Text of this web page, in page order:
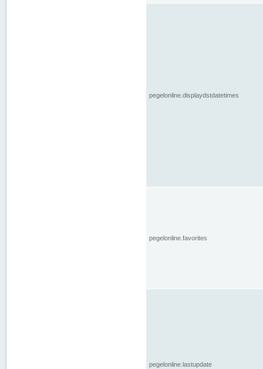
pegelonline.displaydstdatetimes
pegelonline.favorites
pegelonline.lastupdate